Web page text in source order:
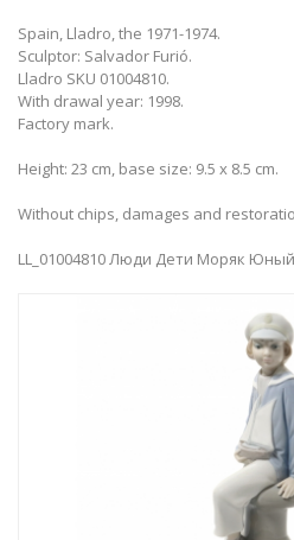
Spain, Lladro, the 1971-1974.
Sculptor: Salvador Furió.
Lladro SKU 01004810.
With drawal year: 1998.
Factory mark.
Height: 23 cm, base size: 9.5 x 8.5 cm.
Without chips, damages and
LL_01004810 Люди Дети Моряк